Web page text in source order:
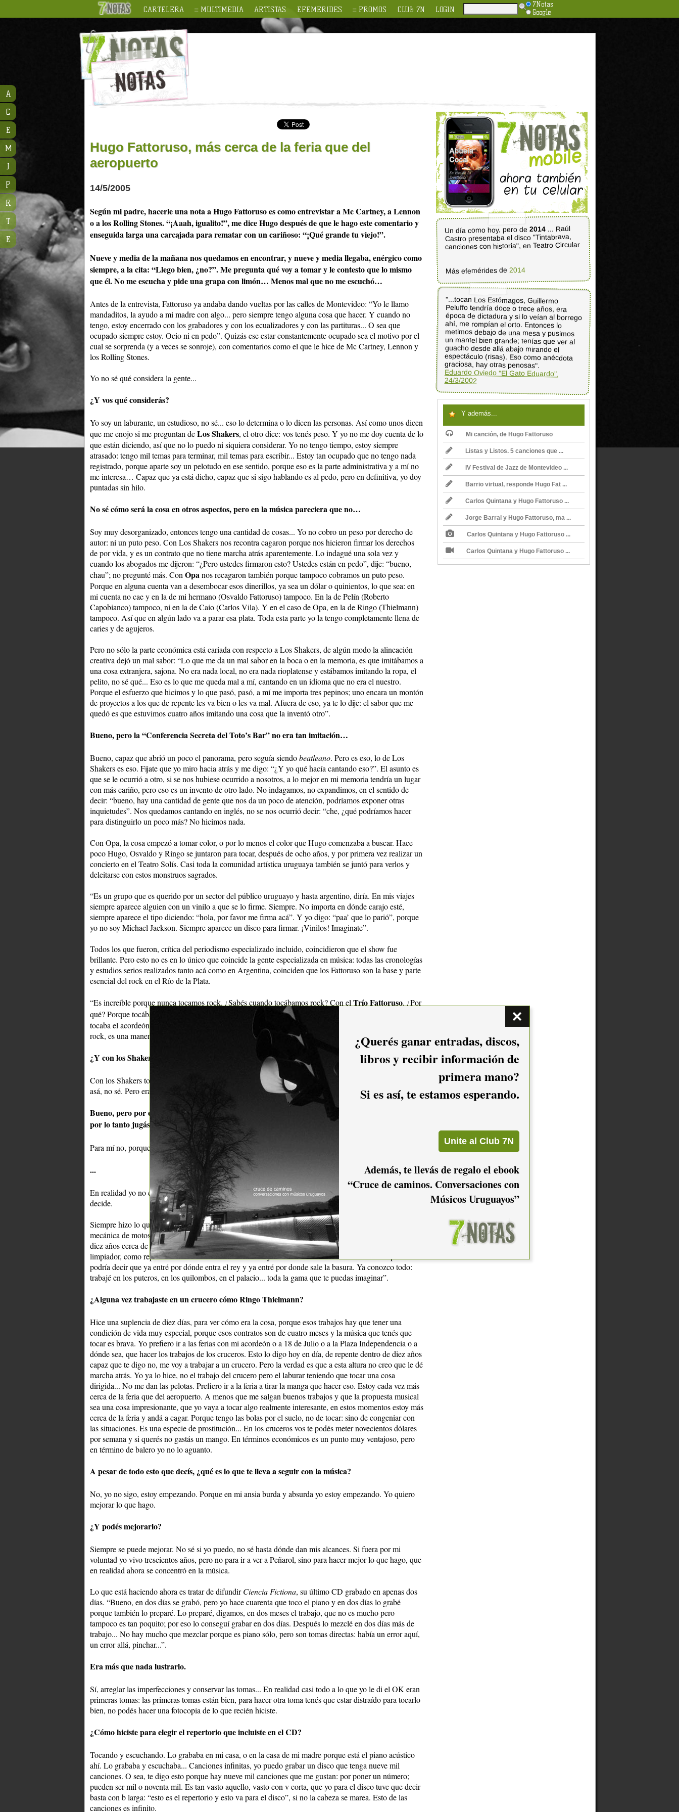
CARTELERA MULTIMEDIA ARTISTAS EFEMERIDES PROMOS CLUB 7N LOGIN
7Notas
Google
Hugo Fattoruso, más cerca de la feria que del
aeropuerto
14/5/2005
Según mi padre, hacerle una nota a Hugo Fattoruso es como entrevistar a Mc Cartney, a Lennon
o a los Rolling Stones. “¡Aaah, igualito!”, me dice Hugo después de que le hago este comentario y
enseguida larga una carcajada para rematar con un cariñoso: “¡Qué grande tu viejo!”.
Nueve y media de la mañana nos quedamos en encontrar, y nueve y media llegaba, enérgico como
siempre, a la cita: “Llego bien, ¿no?”. Me pregunta qué voy a tomar y le contesto que lo mismo
que él. No me escucha y pide una grapa con limón… Menos mal que no me escuchó…
Antes de la entrevista, Fattoruso ya andaba dando vueltas por las calles de Montevideo: “Yo le llamo
mandaditos, la ayudo a mi madre con algo... pero siempre tengo alguna cosa que hacer. Y cuando no
tengo, estoy encerrado con los grabadores y con los ecualizadores y con las partituras... O sea que
ocupado siempre estoy. Ocio ni en pedo”. Quizás ese estar constantemente ocupado sea el motivo por el
cual se sorprenda (y a veces se sonroje), con comentarios como el que le hice de Mc Cartney, Lennon y
los Rolling Stones.
Yo no sé qué considera la gente...
¿Y vos qué considerás?
Yo soy un laburante, un estudioso, no sé... eso lo determina o lo dicen las personas. Así como unos dicen
que me enojo si me preguntan deLos Shakers, el otro dice: vos tenés peso. Y yo no me doy cuenta de lo
que están diciendo, así que no lo puedo ni siquiera considerar. Yo no tengo tiempo, estoy siempre
atrasado: tengo mil temas para terminar, mil temas para escribir... Estoy tan ocupado que no tengo nada
registrado, porque aparte soy un pelotudo en ese sentido, porque eso es la parte administrativa y a mí no
me interesa… Capaz que ya está dicho, capaz que si sigo hablando es al pedo, pero en definitiva, yo doy
puntadas sin hilo.
No sé cómo será la cosa en otros aspectos, pero en la música pareciera que no…
Soy muy desorganizado, entonces tengo una cantidad de cosas... Yo no cobro un peso por derecho de
autor: ni un puto peso. Con Los Shakers nos recontra cagaron porque nos hicieron firmar los derechos
de por vida, y es un contrato que no tiene marcha atrás aparentemente. Lo indagué una sola vez y
cuando los abogados me dijeron: “¿Pero ustedes firmaron esto? Ustedes están en pedo”, dije: “bueno,
chau”; no pregunté más. ConOpanos recagaron también porque tampoco cobramos un puto peso.
Porque en alguna cuenta van a desembocar esos dinerillos, ya sea un dólar o quinientos, lo que sea: en
mi cuenta no cae y en la de mi hermano (Osvaldo Fattoruso) tampoco. En la de Pelín (Roberto
Capobianco) tampoco, ni en la de Caio (Carlos Vila). Y en el caso de Opa, en la de Ringo (Thielmann)
tampoco. Así que en algún lado va a parar esa plata. Toda esta parte yo la tengo completamente llena de
caries y de agujeros.
Pero no sólo la parte económica está cariada con respecto a Los Shakers, de algún modo la alineación
creativa dejó un mal sabor: “Lo que me da un mal sabor en la boca o en la memoria, es que imitábamos a
una cosa extranjera, sajona. No era nada local, no era nada rioplatense y estábamos imitando la ropa, el
pelito, no sé qué... Eso es lo que me queda mal a mí, cantando en un idioma que no era el nuestro.
Porque el esfuerzo que hicimos y lo que pasó, pasó, a mí me importa tres pepinos; uno encara un montón
de proyectos a los que de repente les va bien o les va mal. Afuera de eso, ya te lo dije: el sabor que me
quedó es que estuvimos cuatro años imitando una cosa que la inventó otro”.
Bueno, pero la “Conferencia Secreta del Toto’s Bar” no era tan imitación…
Bueno, capaz que abrió un poco el panorama, pero seguía siendobeatleano. Pero es eso, lo de Los
Shakers es eso. Fijate que yo miro hacia atrás y me digo: “¿Y yo qué hacía cantando eso?”. El asunto es
que se le ocurrió a otro, si se nos hubiese ocurrido a nosotros, a lo mejor en mi memoria tendría un lugar
con más cariño, pero eso es un invento de otro lado. No indagamos, no expandimos, en el sentido de
decir: “bueno, hay una cantidad de gente que nos da un poco de atención, podríamos exponer otras
inquietudes”. Nos quedamos cantando en inglés, no se nos ocurrió decir: “che, ¿qué podríamos hacer
para distinguirlo un poco más? No hicimos nada.
Con Opa, la cosa empezó a tomar color, o por lo menos el color que Hugo comenzaba a buscar. Hace
poco Hugo, Osvaldo y Ringo se juntaron para tocar, después de ocho años, y por primera vez realizar un
concierto en el Teatro Solís. Casi toda la comunidad artística uruguaya también se juntó para verlos y
deleitarse con estos monstruos sagrados.
“Es un grupo que es querido por un sector del público uruguayo y hasta argentino, diría. En mis viajes
siempre aparece alguien con un vinilo a que se lo firme. Siempre. No importa en dónde carajo esté,
siempre aparece el tipo diciendo: “hola, por favor me firma acá”. Y yo digo: “paa’ que lo parió”, porque
yo no soy Michael Jackson. Siempre aparece un disco para firmar. ¡Vinilos! Imaginate”.
Todos los que fueron, crítica del periodismo especializado incluido, coincidieron que el show fue
brillante. Pero esto no es en lo único que coincide la gente especializada en música: todas las cronologías
y estudios serios realizados tanto acá como en Argentina, coinciden que los Fattoruso son la base y parte
esencial del rock en el Río de la Plata.
“Es increíble porque nunca tocamos rock. ¿Sabés cuando tocábamos rock? Con elTrío Fattoruso. ¿Por
qué? Porque tocábamos un tema de
y uno de Elvis Presley
tocaba el acordeón, mi padre el cajón y mi hermano la batería. Yo rock, nada. Nunca tuve cabeza de
rock, es una manera de expresión musical que nunca hizo parte de mi alma”.
¿Y con los Shakers?
Con los Shakers tocábamos un estilo de Los Beatles, no sé ni qué carajo salía, si era parecido o era así o
asá, no sé. Pero era Beatles, y los Beatles van más allá del rock”.
Bueno, pero por ejemplo para mí vos y tu hermano están a la misma altura de El Kinto y Tótem,
por lo tanto jugás un rol importante en toda ésta historia.
Para mí no, porque soy un admirador deEl Kinto y
...
En realidad yo no considero nada, yo hice lo que pude y sigo haciendo lo que puedo: la gente es la que
decide.
Siempre hizo lo que pudo y no siempre en la música: “Trabajé como mecánico, que me apasiona la
mecánica de motos y de autos. Trabajé como fotógrafo, que en realidad indagué más que nada: estuve
diez años cerca de lo qué es la fotografía, tenía mis cámaras, mis lentes y toda esas cosas. Trabajé como
limpiador, como repartidor en una motocicleta... Y trabajé como músico en una serie de cosas que se
podría decir que ya entré por dónde entra el rey y ya entré por donde sale la basura. Ya conozco todo:
trabajé en los puteros, en los quilombos, en el palacio... toda la gama que te puedas imaginar”.
¿Alguna vez trabajaste en un crucero cómo Ringo Thielmann?
Hice una suplencia de diez días, para ver cómo era la cosa, porque esos trabajos hay que tener una
condición de vida muy especial, porque esos contratos son de cuatro meses y la música que tenés que
tocar es brava. Yo prefiero ir a las ferias con mi acordeón o a 18 de Julio o a la Plaza Independencia o a
dónde sea, que hacer los trabajos de los cruceros. Esto lo digo hoy en día, de repente dentro de diez años
capaz que te digo no, me voy a trabajar a un crucero. Pero la verdad es que a esta altura no creo que le dé
marcha atrás. Yo ya lo hice, no el trabajo del crucero pero el laburar teniendo que tocar una cosa
dirigida... No me dan las pelotas. Prefiero ir a la feria a tirar la manga que hacer eso. Estoy cada vez más
cerca de la feria que del aeropuerto. A menos que me salgan buenos trabajos y que la propuesta musical
sea una cosa impresionante, que yo vaya a tocar algo realmente interesante, en estos momentos estoy más
cerca de la feria y andá a cagar. Porque tengo las bolas por el suelo, no de tocar: sino de congeniar con
las situaciones. Es una especie de prostitución... En los cruceros vos te podés meter novecientos dólares
por semana y si querés no gastás un mango. En términos económicos es un punto muy ventajoso, pero
en término de balero yo no lo aguanto.
A pesar de todo esto que decís, ¿qué es lo que te lleva a seguir con la música?
No, yo no sigo, estoy empezando. Porque en mi ansia burda y absurda yo estoy empezando. Yo quiero
mejorar lo que hago.
¿Y podés mejorarlo?
Siempre se puede mejorar. No sé si yo puedo, no sé hasta dónde dan mis alcances. Si fuera por mi
voluntad yo vivo trescientos años, pero no para ir a ver a Peñarol, sino para hacer mejor lo que hago, que
en realidad ahora se concentró en la música.
Lo que está haciendo ahora es tratar de difundirCiencia Fictiona, su último CD grabado en apenas dos
días. “Bueno, en dos días se grabó, pero yo hace cuarenta que toco el piano y en dos días lo grabé
porque también lo preparé. Lo preparé, digamos, en dos meses el trabajo, que no es mucho pero
tampoco es tan poquito; por eso lo conseguí grabar en dos días. Después lo mezclé en dos días más de
trabajo... No hay mucho que mezclar porque es piano sólo, pero son tomas directas: había un error aquí,
un error allá, pinchar...”.
Era más que nada lustrarlo.
Sí, arreglar las imperfecciones y conservar las tomas... En realidad casi todo a lo que yo le di el OK eran
primeras tomas: las primeras tomas están bien, para hacer otra toma tenés que estar distraído para tocarlo
bien, no podés hacer una fotocopia de lo que recién hiciste.
¿Cómo hiciste para elegir el repertorio que incluiste en el CD?
Tocando y escuchando. Lo grababa en mi casa, o en la casa de mi madre porque está el piano acústico
ahí. Lo grababa y escuchaba... Canciones infinitas, yo puedo grabar un disco que tenga nueve mil
canciones. O sea, te digo esto porque hay nueve mil canciones que me gustan: por poner un número;
pueden ser mil o noventa mil. Es tan vasto aquello, vasto con v corta, que yo para el disco tuve que decir
basta con b larga: “esto es el repertorio y esto va para el disco”, si no la cabeza se marea. Esto de las
canciones es infinito.
Un día como hoy, pero de2014 ... Raúl
Castro presentaba el disco "Tintabrava,
canciones con historia", en Teatro Circular
Más efemérides de 2014
"...tocan Los Estómagos, Guillermo
Peluffo tendría doce o trece años, era
época de dictadura y si lo veían al borrego
ahí, me rompían el orto. Entonces lo
metimos debajo de una mesa y pusimos
un mantel bien grande; tenías que ver al
guacho desde allá abajo mirando el
espectáculo (risas). Eso como anécdota
graciosa, hay otras penosas".
Eduardo Oviedo "El Gato Eduardo",
24/3/2002
Y además...
Mi canción, de Hugo Fattoruso
Listas y Listos. 5 canciones que ...
IV Festival de Jazz de Montevideo ...
Barrio virtual, responde Hugo Fat ...
Carlos Quintana y Hugo Fattoruso ...
Jorge Barral y Hugo Fattoruso, ma ...
Carlos Quintana y Hugo Fattoruso ...
Carlos Quintana y Hugo Fattoruso ...
A
C
E
M
J
P
R
T
E
¿Querés ganar entradas, discos,
libros y recibir información de
primera mano?
Si es así, te estamos esperando.
Además, te llevás de regalo el ebook
“Cruce de caminos. Conversaciones con
Músicos Uruguayos”